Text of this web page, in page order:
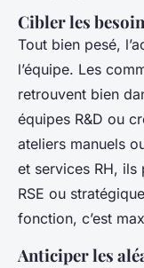
Cibler les
Tout bien pesé,
l’équipe. Les
retrouvent bien
équipes R&D ou
ateliers manuels
et services RH,
RSE ou
fonction, c’est
Anticiper les